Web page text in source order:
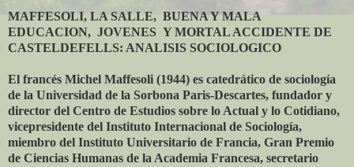
MAFFESOLI, LA SALLE, BUENA Y MALA
EDUCACION, JOVENES Y MORTAL ACCIDENTE DE
CASTELDEFELLS: ANALISIS SOCIOLOGICO
El francés Michel Maffesoli (1944) es catedrático de sociología
de la Universidad de la Sorbona Paris-Descartes, fundador y
director del Centro de Estudios sobre lo Actual y lo Cotidiano,
vicepresidente del Instituto Internacional de Sociología,
miembro del Instituto Universitario de Francia, Gran Premio
de Ciencias Humanas de la Academia Francesa, secretario